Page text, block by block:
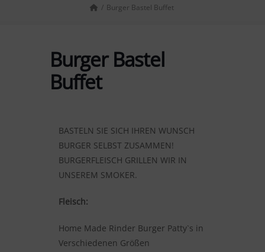
Burger Bastel Buffet
Burger Bastel
Buffet
BASTELN SIE SICH IHREN WUNSCH
BURGER SELBST ZUSAMMEN!
BURGERFLEISCH GRILLEN WIR IN
UNSEREM SMOKER.
Fleisch:
Home Made Rinder Burger Patty`s in
Verschiedenen Größen